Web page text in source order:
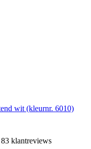
wit (kleurnr. 6010)
klantreviews